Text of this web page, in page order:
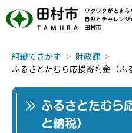
田村市
TAMURA
ワクワクがとまら
自然とチャレンジ
田村市
組織でさがす
財政課
ふるさとたむら応援寄附金（ふ
ふるさとたむら
と納税）